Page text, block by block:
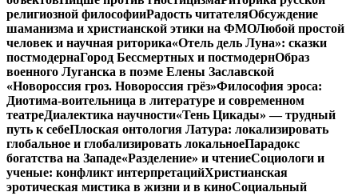
религиозной философииРадость читателяОбсуждение
шаманизма и христианской этики на ФМОЛюбой простой
человек и научная риторика«Отель дель Луна»: сказки
постмодернаГород Бессмертных и постмодернОбраз
военного Луганска в поэме Елены Заславской
«Новороссия гроз. Новороссия грёз»Философия эроса:
Диотима-воительница в литературе и современном
театреДиалектика научности«Тень Цикады» — трудный
путь к себеПлоская онтология Латура: локализировать
глобальное и глобализировать локальноеПарадокс
богатства на Западе«Разделение» и чтениеСоциологи и
ученые: конфликт интерпретацийХристианская
эротическая мистика в жизни и в киноСоциальный